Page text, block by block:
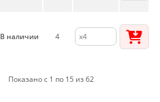
В наличии 4
Показано с 1 по 15 из 62